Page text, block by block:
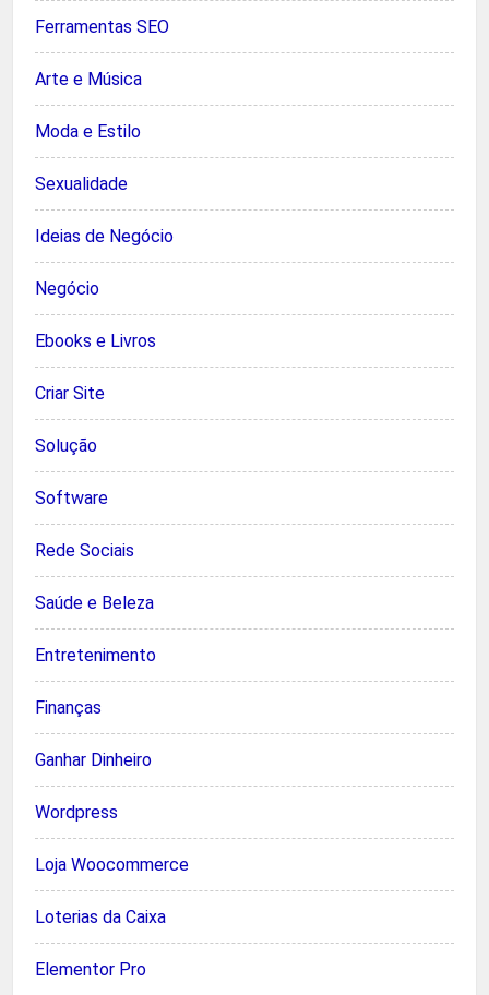
Ferramentas SEO
Arte e Música
Moda e Estilo
Sexualidade
Ideias de Negócio
Negócio
Ebooks e Livros
Criar Site
Solução
Software
Rede Sociais
Saúde e Beleza
Entretenimento
Finanças
Ganhar Dinheiro
Wordpress
Loja Woocommerce
Loterias da Caixa
Elementor Pro